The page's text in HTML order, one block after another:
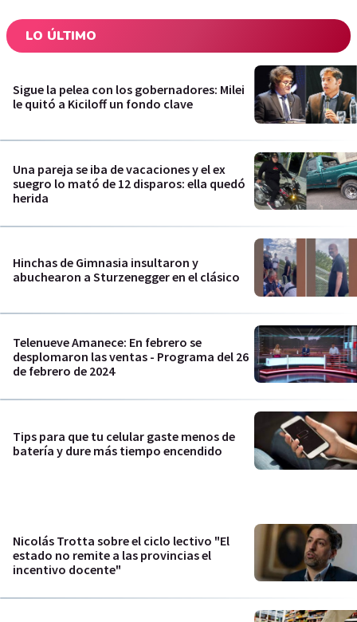
LO ÚLTIMO
Sigue la pelea con los gobernadores: Milei
le quitó a Kiciloff un fondo clave
Una pareja se iba de vacaciones y el ex
suegro lo mató de 12 disparos: ella quedó
herida
Hinchas de Gimnasia insultaron y
abuchearon a Sturzenegger en el clásico
Telenueve Amanece: En febrero se
desplomaron las ventas - Programa del 26
de febrero de 2024
Tips para que tu celular gaste menos de
batería y dure más tiempo encendido
Nicolás Trotta sobre el ciclo lectivo "El
estado no remite a las provincias el
incentivo docente"